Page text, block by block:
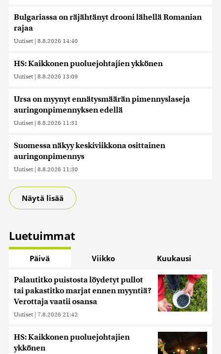
Bulgariassa on räjähtänyt drooni lähellä Romanian
rajaa
Uutiset | 8.8.2026 14:40
HS: Kaikkonen puoluejohtajien ykkönen
Uutiset | 8.8.2026 13:09
Ursa on myynyt ennätysmäärän pimennyslaseja
auringonpimennyksen edellä
Uutiset | 8.8.2026 11:31
Suomessa näkyy keskiviikkona osittainen
auringonpimennys
Uutiset | 8.8.2026 11:30
Näytä lisää
Luetuimmat
Päivä Viikko Kuukausi
Palautitko puistosta löydetyt pullot
tai pakastitko marjat ennen myyntiä?
Verottaja vaatii osansa
Uutiset | 7.8.2026 21:42
HS: Kaikkonen puoluejohtajien
ykkönen